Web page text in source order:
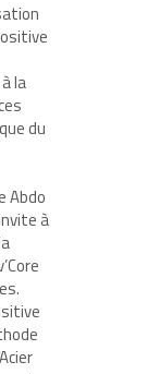
la
du
Abdo
à